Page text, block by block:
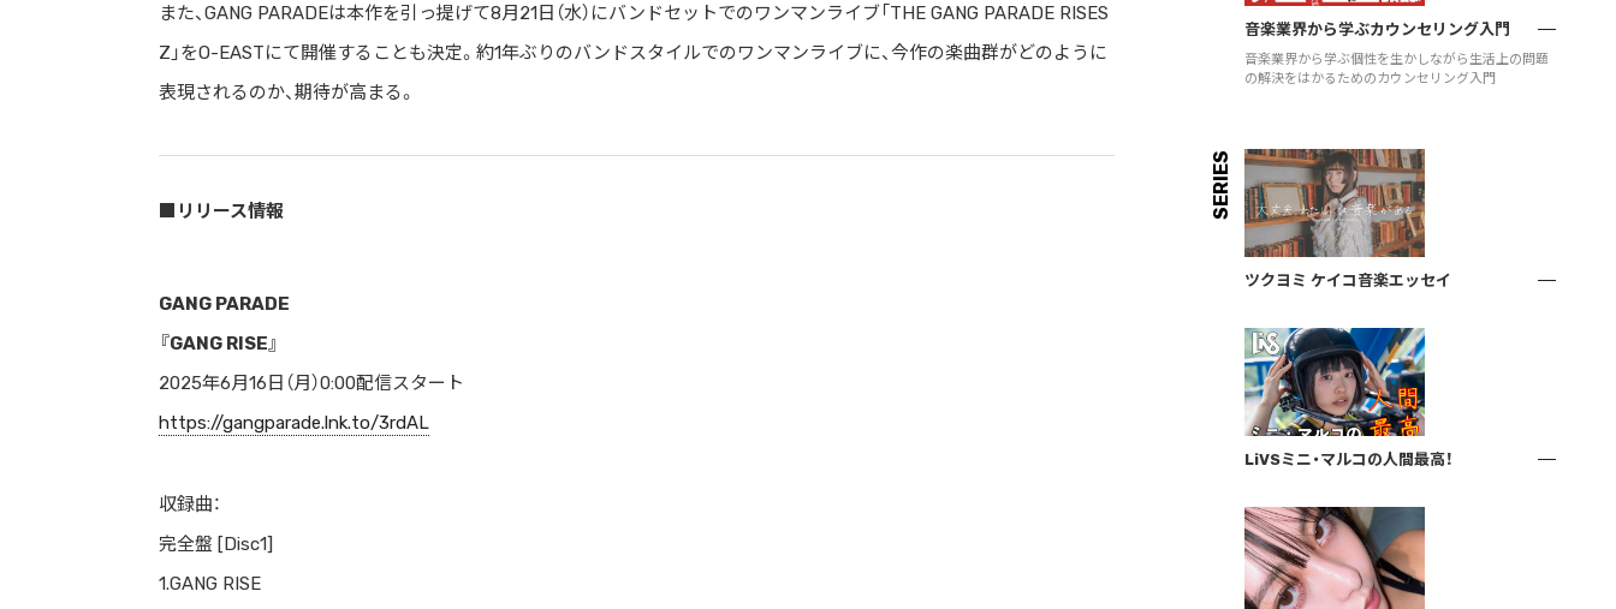
また、GANG PARADEは本作を引っ提げて8月21日（水）にバンドセットでのワンマンライブ「THE GANG PARADE RISES
Z」をO-EASTにて開催することも決定。約1年ぶりのバンドスタイルでのワンマンライブに、今作の楽曲群がどのように
表現されるのか、期待が高まる。
■リリース情報
GANG PARADE
『GANG RISE』
2025年6月16日（月）0:00配信スタート
https://gangparade.lnk.to/3rdAL
収録曲：
完全盤 [Disc1]
1.GANG RISE
音楽業界から学ぶカウンセリング入門
音楽業界から学ぶ個性を生かしながら生活上の問題
の解決をはかるためのカウンセリング入門
SERIES
ツクヨミ ケイコ音楽エッセイ
LiVSミニ・マルコの人間最高！